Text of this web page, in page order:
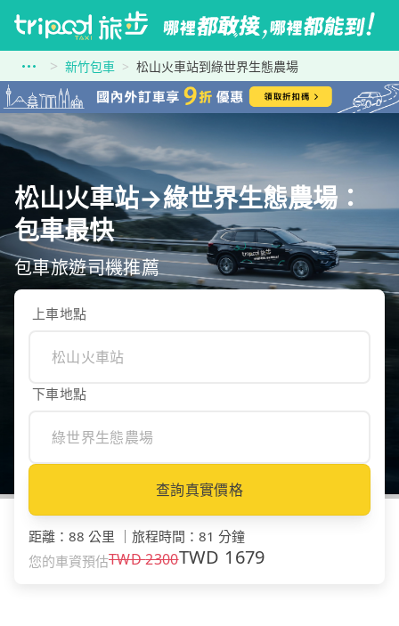
新竹包車 松山火車站到綠世界生態農場
松山火車站→綠世界生態農場：
包車最快
包車旅遊司機推薦
上車地點
下車地點
查詢真實價格
距離 ： 88 公里 旅程時間 ： 81 分鐘
您的車資預估TWD2300TWD 1679